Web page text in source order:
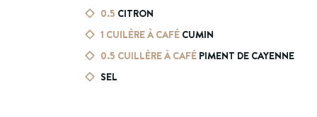
0.5 CITRON
1 CUILÈRE À CAFÉ CUMIN
0.5 CUILLÈRE À CAFÉ PIMENT DE CAYENNE
SEL